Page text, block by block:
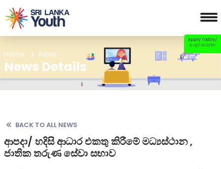
Apply Today/
අයදුම් කරන්න
Home News
News Details
BACK TO ALL NEWS
ආපදා/ හදිසි ආධාර එකතු කිරීමේ මධ්‍යස්ථාන ,
ජාතික තරුණ සේවා සභාව